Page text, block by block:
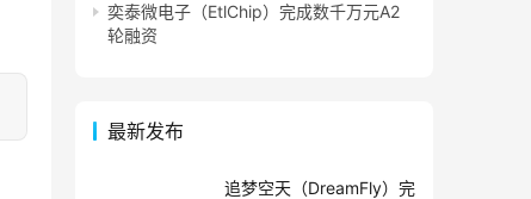
奕泰微电子（EtlChip）完成数千万元A2
轮融资
最新发布
追梦空天（DreamFly）完